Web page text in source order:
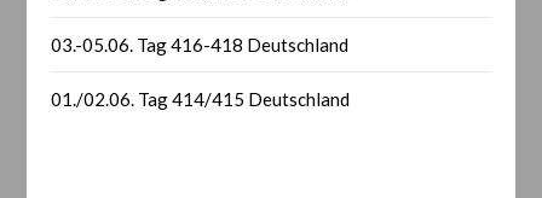
03.-05.06. Tag 416-418 Deutschland
01./02.06. Tag 414/415 Deutschland